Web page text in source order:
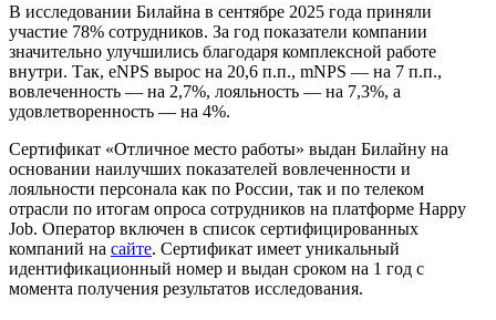
В исследовании Билайна в сентябре 2025 года приняли
участие 78% сотрудников. За год показатели компании
значительно улучшились благодаря комплексной работе
внутри. Так, eNPS вырос на 20,6 п.п., mNPS — на 7 п.п.,
вовлеченность — на 2,7%, лояльность — на 7,3%, а
удовлетворенность — на 4%.
Сертификат «Отличное место работы» выдан Билайну на
основании наилучших показателей вовлеченности и
лояльности персонала как по России, так и по телеком
отрасли по итогам опроса сотрудников на платформе Happy
Job. Оператор включен в список сертифицированных
компаний на сайте. Сертификат имеет уникальный
идентификационный номер и выдан сроком на 1 год с
момента получения результатов исследования.